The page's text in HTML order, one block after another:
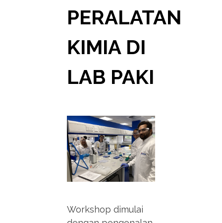
PERALATAN
KIMIA DI
LAB PAKI
Workshop dimulai